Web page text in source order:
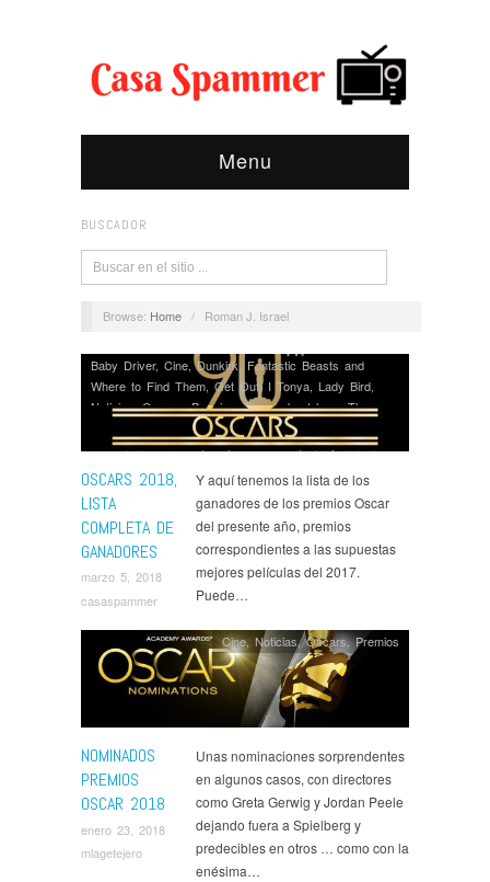
Menu
BUSCADOR
Browse: Home / Roman J. Israel
OSCARS 2018,
LISTA
COMPLETA DE
GANADORES
marzo 5, 2018
casaspammer
Baby Driver, Cine,Dunkirk
Fantastic Beasts and
Where to Find Them, Get Out, I Tonya, Lady Bird,
Noticias,Oscars,Premios,The darkest hour,The
Greatest Showman, The Shape Of Water
billbords outside Ebbing
Y aquí tenemos la lista de los
ganadores de los premios Oscar
del presente año, premios
correspondientes a las supuestas
mejores películas del 2017.
Puede…
NOMINADOS
PREMIOS
OSCAR 2018
enero 23, 2018
mlagetejero
Cine,Noticias,Oscars,Premios
Unas nominaciones sorprendentes
en algunos casos, con directores
como Greta Gerwig y Jordan Peele
dejando fuera a Spielberg y
predecibles en otros … como con la
enésima…